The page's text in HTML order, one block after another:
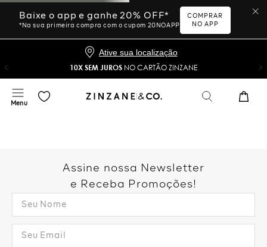
Ative sua localização
10X SEM JUROS NO CARTÃO ZINZANE
foi encontrada.
Vamos tentar novamente?